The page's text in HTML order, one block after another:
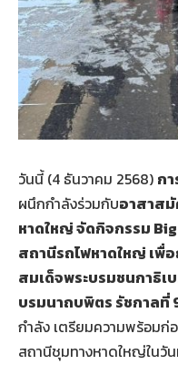
วันนี้ (4 ธันวาคม 2568) ก
ผนึกกำลังร่วมกับอาสาส
หาดใหญ่ จัดกิจกรรม
สถานีรถไฟหาดใหญ่ เพื่
สมเด็จพระบรมชนกาธิเ
บรมนาถบพิตร รัชกาลที่
กำลัง เตรียมความพร้อมก่
สถานีชุมทางหาดใหญ่ในวั